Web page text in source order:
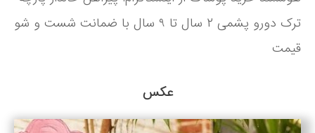
ترک دورو پشمی ۲ سال تا ۹ سال با ضمانت شست و شو
قیمت
عکس